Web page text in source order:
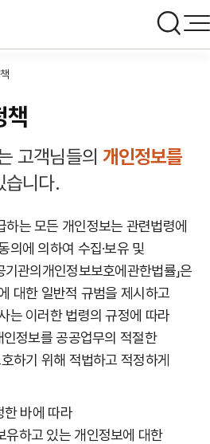
책
고객님들의 개인정보를
습니다.
는 모든 개인정보는 관련법령에
의에 의하여 수집·보유 및
기관의개인정보보호에관한법률」은
대한 일반적 규범을 제시하고
는 이러한 법령의 규정에 따라
인정보를 공공업무의 적절한
하기 위해 적법하고 적정하게
한 바에 따라
유하고 있는 개인정보에 대한